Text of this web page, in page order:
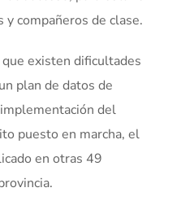
compañeros de clase.
existen dificultades
plan de datos de
del
puesto en marcha, el
en otras 49